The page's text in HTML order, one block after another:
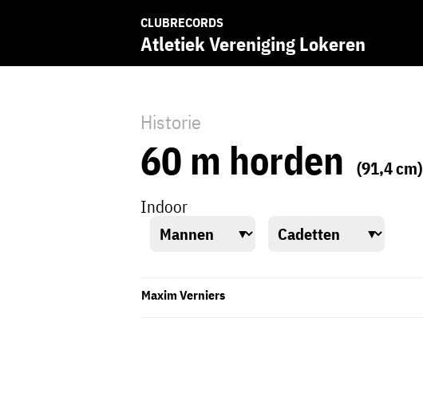
CLUBRECORDS
Atletiek Vereniging Lokeren
Historie
60 m horden
(91,4 cm)
Indoor
Maxim Verniers